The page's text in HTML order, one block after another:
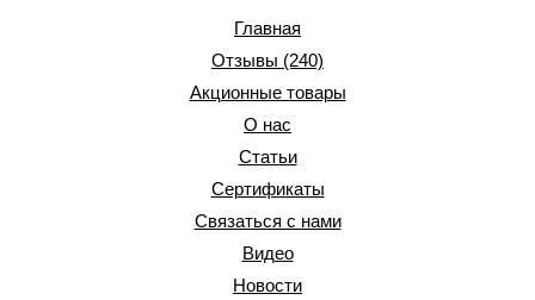
Главная
Отзывы (240)
Акционные товары
О нас
Статьи
Сертификаты
Связаться с нами
Видео
Новости